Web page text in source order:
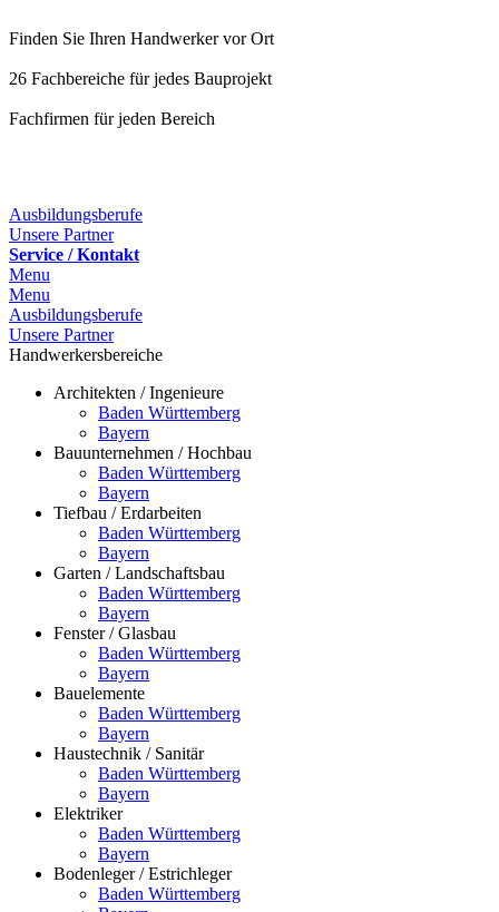
Finden Sie Ihren Handwerker vor Ort
26 Fachbereiche für jedes Bauprojekt
Fachfirmen für jeden Bereich
Ausbildungsberufe
Unsere Partner
Service / Kontakt
Menu
Menu
Ausbildungsberufe
Unsere Partner
Handwerkersbereiche
Architekten / Ingenieure
Baden Württemberg
Bayern
Bauunternehmen / Hochbau
Baden Württemberg
Bayern
Tiefbau / Erdarbeiten
Baden Württemberg
Bayern
Garten / Landschaftsbau
Baden Württemberg
Bayern
Fenster / Glasbau
Baden Württemberg
Bayern
Bauelemente
Baden Württemberg
Bayern
Haustechnik / Sanitär
Baden Württemberg
Bayern
Elektriker
Baden Württemberg
Bayern
Bodenleger / Estrichleger
Baden Württemberg